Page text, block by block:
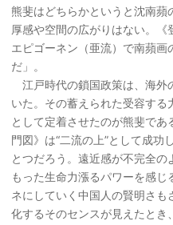
熊斐はどちらかというと沈南
厚感や空間の広がりはない。
エピゴーネン（亜流）で南蘋画
だ」。
江戸時代の鎖国政策は、海外
いた。その蓄えられた受容す
として定着させたのが熊斐で
門図》は“二流の上”として成功
とつだろう。遠近感が不完全
もった生命力漲るパワーを感
ネにしていく中国人の賢明さ
化するそのセンスが見えたとき